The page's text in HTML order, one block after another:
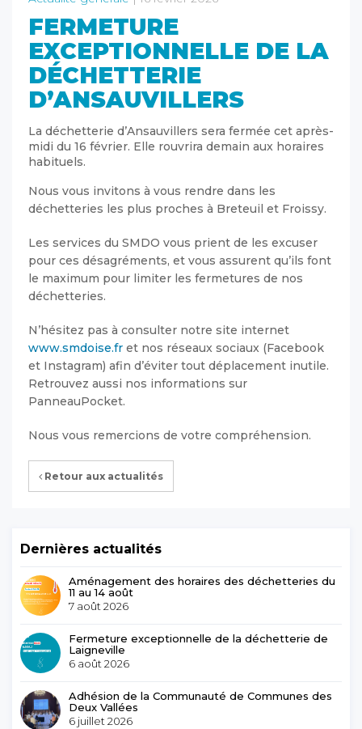
FERMETURE
EXCEPTIONNELLE DE LA
DÉCHETTERIE
D’ANSAUVILLERS
La déchetterie d’Ansauvillers sera fermée cet après-
midi du 16 février. Elle rouvrira demain aux horaires
habituels.
Nous vous invitons à vous rendre dans les
déchetteries les plus proches à Breteuil et Froissy.
Les services du SMDO vous prient de les excuser
pour ces désagréments, et vous assurent qu’ils font
le maximum pour limiter les fermetures de nos
déchetteries.
N’hésitez pas à consulter notre site internet
www.smdoise.fr et nos réseaux sociaux (Facebook
et Instagram) afin d’éviter tout déplacement inutile.
Retrouvez aussi nos informations sur
PanneauPocket.
Nous vous remercions de votre compréhension.
Retour aux actualités
Dernières actualités
Aménagement des horaires des déchetteries du
11 au 14 août
7 août 2026
Fermeture exceptionnelle de la déchetterie de
Laigneville
6 août 2026
Adhésion de la Communauté de Communes des
Deux Vallées
6 juillet 2026